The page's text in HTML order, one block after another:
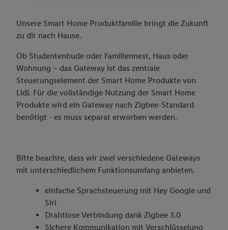
Unsere Smart Home Produktfamilie bringt die Zukunft
zu dir nach Hause.
Ob Studentenbude oder Familiennest, Haus oder
Wohnung – das Gateway ist das zentrale
Steuerungselement der Smart Home Produkte von
Lidl. Für die vollständige Nutzung der Smart Home
Produkte wird ein Gateway nach Zigbee-Standard
benötigt - es muss separat erworben werden.
Bitte beachte, dass wir zwei verschiedene Gateways
mit unterschiedlichem Funktionsumfang anbieten.
einfache Sprachsteuerung mit Hey Google und
Siri
Drahtlose Verbindung dank Zigbee 3.0
Sichere Kommunikation mit Verschlüsselung